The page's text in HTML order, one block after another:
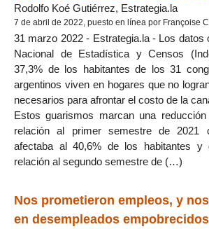
Rodolfo Koé Gutiérrez, Estrategia.la
7 de abril de 2022, puesto en línea por Françoise
31 marzo 2022 - Estrategia.la - Los datos
Nacional de Estadística y Censos
37,3% de los habitantes de los 31
argentinos viven en hogares que no
necesarios para afrontar el costo de la
Estos guarismos marcan una
relación al primer semestre de 2021
afectaba al 40,6% de los habitantes y
relación al segundo semestre de (…)
Nos prometieron empleos, y
en desempleados empobrecidos